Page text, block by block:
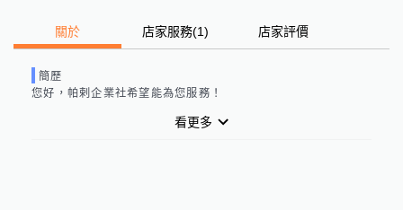
關於 店家服務(1) 店家評價
簡歷
您好， 帕剌企業社希望能為您服務！
看更多